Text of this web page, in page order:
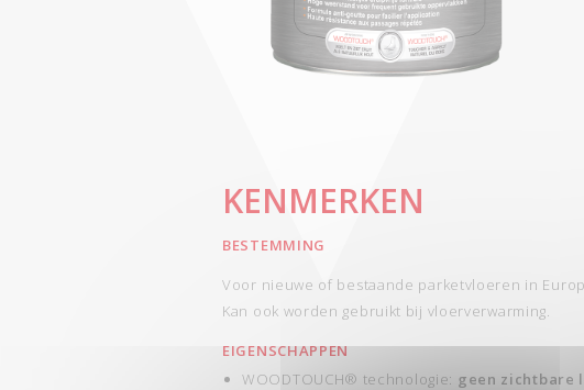
KENMERKEN
BESTEMMING
Voor nieuwe of bestaande parketvloeren in
Kan ook worden gebruikt bij vloerverwarming.
EIGENSCHAPPEN
WOODTOUCH® technologie: geen zichtbare